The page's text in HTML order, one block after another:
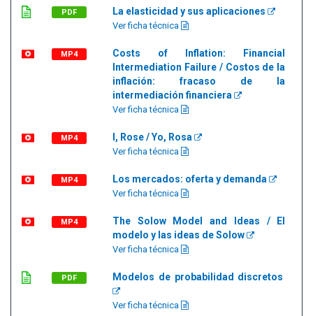
PDF La elasticidad y sus aplicaciones
Ver ficha técnica
MP4
Costs of Inflation: Financial
Intermediation Failure / Costos de la
inflación: fracaso de la
intermediación financiera
Ver ficha técnica
MP4 I, Rose / Yo, Rosa
Ver ficha técnica
MP4 Los mercados: oferta y demanda
Ver ficha técnica
MP4
The Solow Model and Ideas / El
modelo y las ideas de Solow
Ver ficha técnica
PDF Modelos de probabilidad discretos
Ver ficha técnica